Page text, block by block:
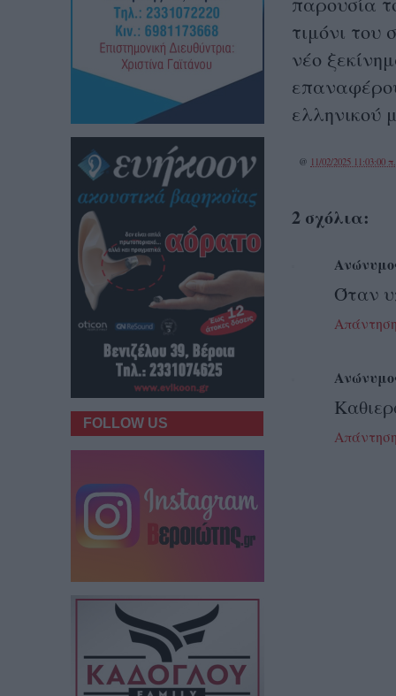
τιμόνι του
νέο
ελληνικού
@ 11/02/2025 11:03:00
2 σχόλια:
Όταν
FOLLOW US